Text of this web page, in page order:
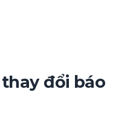
đổi báo